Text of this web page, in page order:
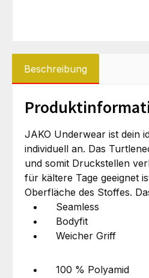
Beschreibung
JAKO Underwear ist dein
individuell an. Das
und somit Druckstellen
für kältere Tage geeignet
Oberfläche des Stoffes.
Seamless
Bodyfit
Weicher Griff
100 % Polyamid